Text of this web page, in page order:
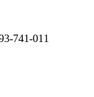
741-011